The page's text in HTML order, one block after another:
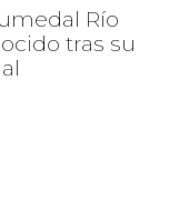
Río
tras su